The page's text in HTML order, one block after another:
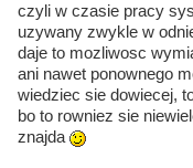
czyli w czasie pracy
uzywany zwykle w
daje to mozliwosc
ani nawet ponownego
wiedziec sie dowiecej,
bo to rowniez sie
znajda